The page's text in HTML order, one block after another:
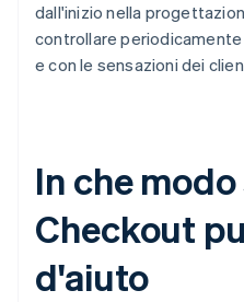
dall'inizio nella
controllare periodicamente
e con le sensazioni dei
In che
Checkout
d'aiuto